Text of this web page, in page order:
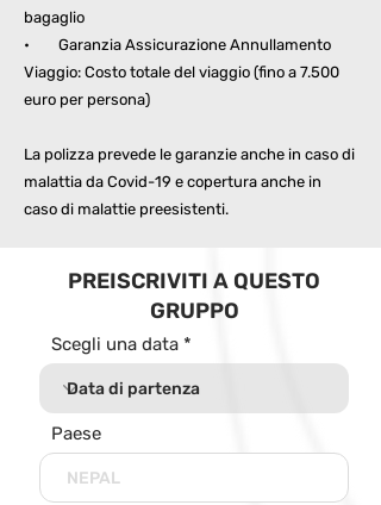
PREISCRIVITI A QUESTO
GRUPPO
Scegli una data
Paese
bagaglio
• Garanzia Assicurazione Annullamento
Viaggio: Costo totale del viaggio (fino a 7.500
euro per persona)
La polizza prevede le garanzie anche in caso di
malattia da Covid-19 e copertura anche in
caso di malattie preesistenti.